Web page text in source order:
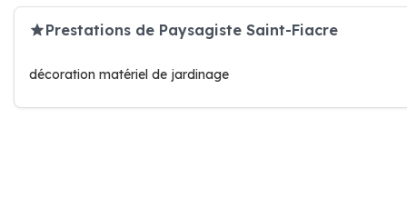
Prestations de Paysagiste Saint-Fiacre
décoration matériel de jardinage